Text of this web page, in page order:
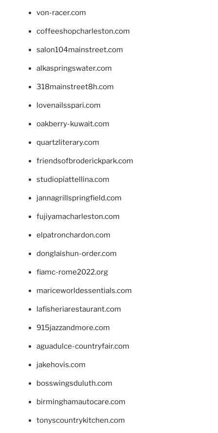
von-racer.com
coffeeshopcharleston.com
salon104mainstreet.com
alkaspringswater.com
318mainstreet8h.com
lovenailsspari.com
oakberry-kuwait.com
quartzliterary.com
friendsofbroderickpark.com
studiopiattellina.com
jannagrillspringfield.com
fujiyamacharleston.com
elpatronchardon.com
donglaishun-order.com
fiamc-rome2022.org
mariceworldessentials.com
lafisheriarestaurant.com
915jazzandmore.com
aguadulce-countryfair.com
jakehovis.com
bosswingsduluth.com
birminghamautocare.com
tonyscountrykitchen.com